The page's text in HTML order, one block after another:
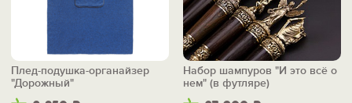
Плед-подушка-органайзер
"Дорожный"
Набор шампуров "И это всё о
нем" (в футляре)